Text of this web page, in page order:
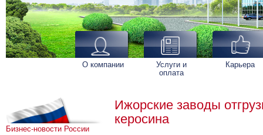
О компании Услуги и
оплата
Карьера
Бизнес-новости России
Ижорские заводы
керосина